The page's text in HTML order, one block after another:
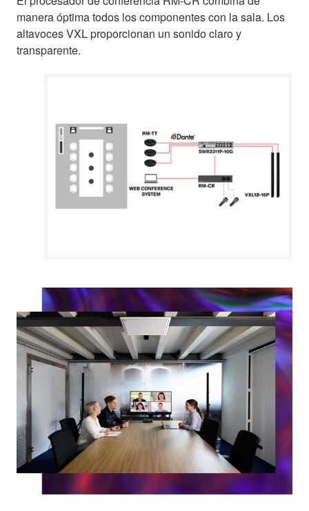
manera óptima todos los componentes con la sala. Los
altavoces VXL proporcionan un sonido claro y
transparente.